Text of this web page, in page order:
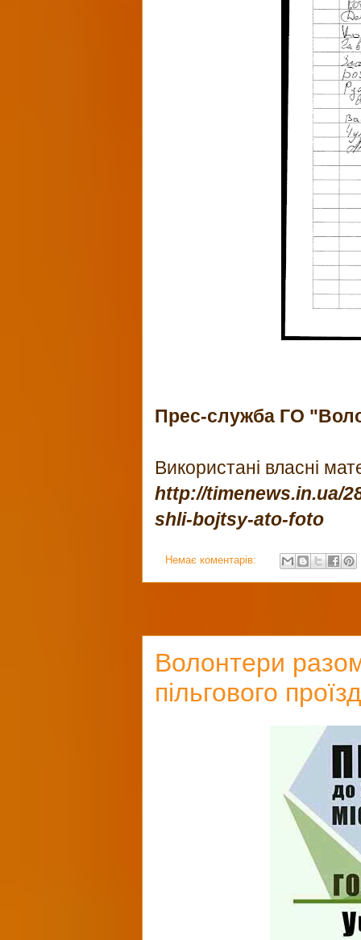
Прес-служба ГО
Використані власні
http://timenews.in.ua/
shli-bojtsy-ato-foto
Немає коментарів:
Волонтери
пільгового